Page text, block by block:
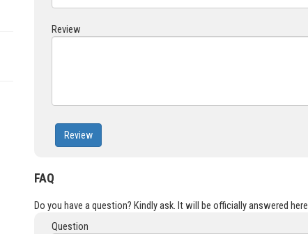
Review
Review
FAQ
Do you have a question? Kindly ask. It will be officially answered
Question